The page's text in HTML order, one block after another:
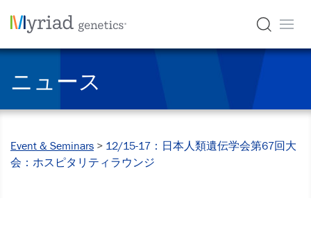
ニュース
Event & Seminars > 12/15-17：日本人類遺伝学会第67回大
会：ホスピタリティラウンジ